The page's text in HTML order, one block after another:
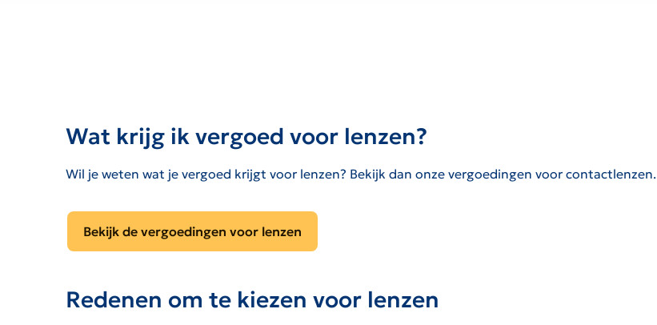
Wat krijg ik vergoed voor lenzen?
Wil je weten wat je vergoed krijgt voor lenzen? Bekijk dan onze vergoedingen voor contactlenzen.
Bekijk de vergoedingen voor lenzen
Redenen om te kiezen voor lenzen